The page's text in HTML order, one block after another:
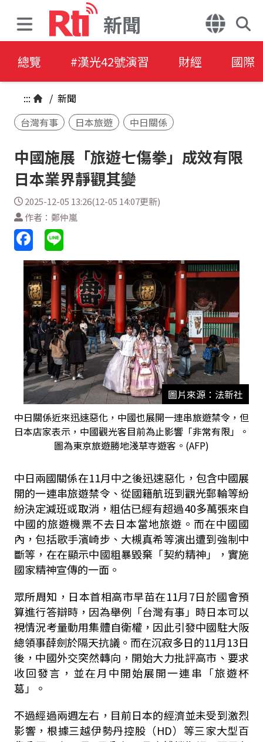
新聞
總覽 #漢光42號演習 財經 國際
::: / 新聞
台灣有事
日本旅遊 中日關係
中國施展「旅遊七傷拳」成效有限
日本業界靜觀其變
2025-12-05 13:26(12-05 14:07更新)
作者：鄭仲嵐
圖片來源：法新社
中日關係近來迅速惡化，中國也展開一連串旅遊禁令，但
日本店家表示，中國觀光客目前為止影響「非常有限」。
圖為東京旅遊勝地淺草寺遊客。(AFP)
中日兩國關係在11月中之後迅速惡化，包含中國展
開的一連串旅遊禁令、從國籍航班到觀光郵輪等紛
紛決定減班或取消，粗估已經有超過40多萬張來自
中國的旅遊機票不去日本當地旅遊。而在中國國
內，包括歌手濱崎步、大槻真希等演出遭到強制中
斷等，在在顯示中國粗暴毀棄「契約精神」，實施
國家精神宣傳的一面。
眾所周知，日本首相高市早苗在11月7日於國會預
算進行答辯時，因為舉例「台灣有事」時日本可以
視情況考量動用集體自衛權，因此引發中國駐大阪
總領事薛劍於隔天抗議。而在沉寂多日的11月13日
後，中國外交突然轉向，開始大力批評高市、要求
收回發言，並在月中開始展開一連串「旅遊杯
葛」。
不過經過兩週左右，目前日本的經濟並未受到激烈
影響，根據三越伊勢丹控股（HD）等三家大型百